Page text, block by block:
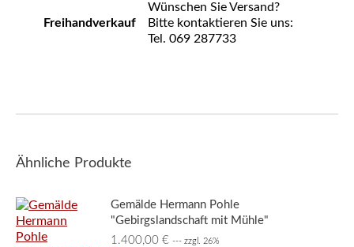
Freihandverkauf
Wünschen Sie Versand?
Bitte kontaktieren Sie uns:
Tel. 069 287733
Ähnliche Produkte
Gemälde Hermann Pohle
"Gebirgslandschaft mit Mühle"
1.400,00 € --- zzgl. 26%